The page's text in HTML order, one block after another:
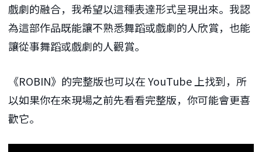
戲劇的融合，我希望以這種表達形式呈現出來。我認
為這部作品既能讓不熟悉舞蹈或戲劇的人欣賞，也能
讓從事舞蹈或戲劇的人觀賞。
《ROBIN》的完整版也可以在 YouTube 上找到，所
以如果你在來現場之前先看看完整版，你可能會更喜
歡它。